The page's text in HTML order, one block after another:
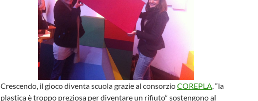
Crescendo, il gioco diventa scuola grazie al consorzioCOREPLA, “la
plastica è troppo preziosa per diventare un rifiuto” sostengono al